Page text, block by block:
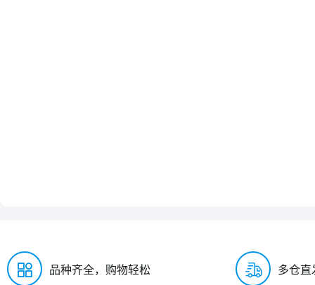
品种齐全，购物轻松 多仓直